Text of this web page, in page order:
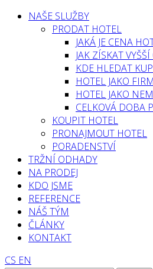
NAŠE SLUŽBY
PRODAT HOTEL
JAKÁ JE CENA
JAK ZÍSKAT
KDE HLEDAT
HOTEL JAKO
HOTEL JAKO
CELKOVÁ DOBA
KOUPIT HOTEL
PRONAJMOUT HOTEL
PORADENSTVÍ
TRŽNÍ ODHADY
NA PRODEJ
KDO JSME
REFERENCE
NÁŠ TÝM
ČLÁNKY
KONTAKT
CS EN